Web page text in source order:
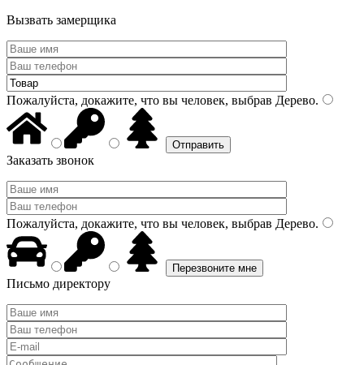
Вызвать замерщика
Пожалуйста, докажите, что вы человек, выбрав Дерево.
Заказать звонок
Пожалуйста, докажите, что вы человек, выбрав Дерево.
Письмо директору